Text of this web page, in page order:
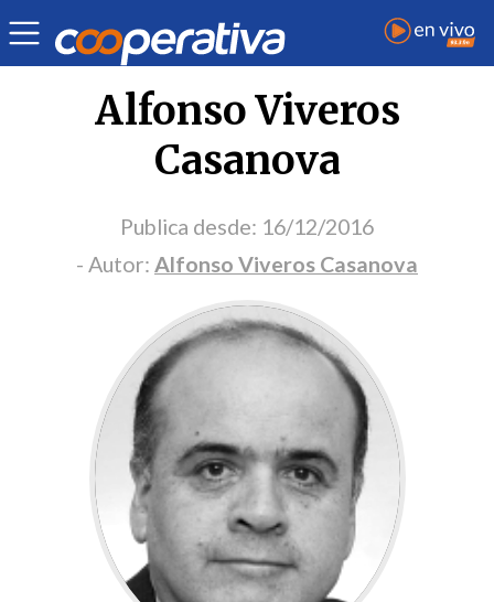
Portada Opinión
Alfonso Viveros
Casanova
Publica desde: 16/12/2016
- Autor: Alfonso Viveros Casanova